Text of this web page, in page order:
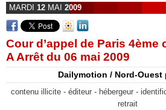
MARDI 12 MAI 2009
Cour d’appel de Paris 4ème
A Arrêt du 06 mai 2009
Dailymotion / Nord-
contenu illicite - éditeur - hébergeur -
retrait